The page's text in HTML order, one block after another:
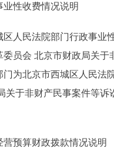
性收费情况说明
民法院部门行政事业
委员会 北京市财政局关
为北京市西城区人民法
关于非财产民事案件等诉
预算财政拨款情况说明